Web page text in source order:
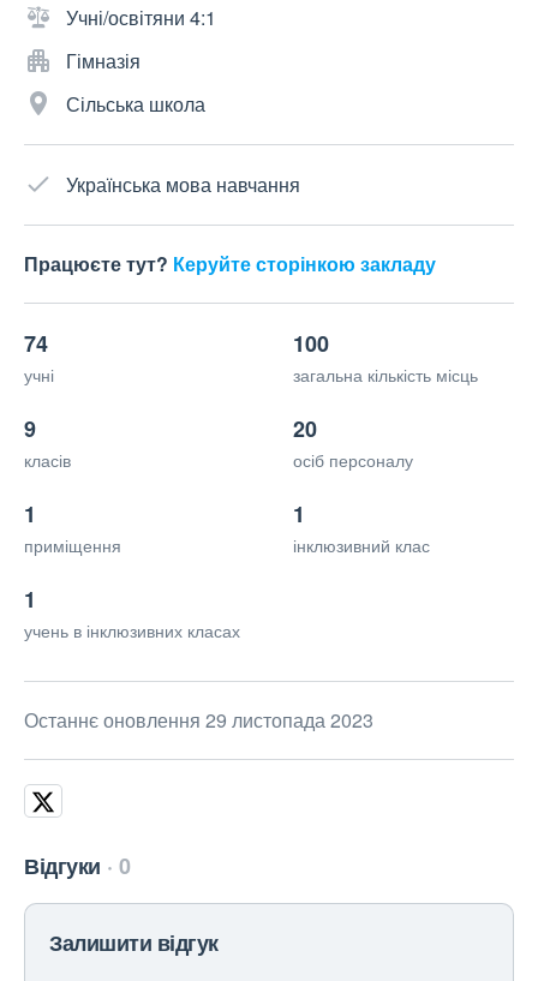
Учні/освітяни 4:1
Гімназія
Сільська школа
Українська мова навчання
Працюєте тут? Керуйте сторінкою закладу
74
учні
100
загальна кількість місць
9
класів
20
осіб персоналу
1
приміщення
1
інклюзивний клас
1
учень в інклюзивних класах
Останнє оновлення 29 листопада 2023
Відгуки 0
Залишити відгук